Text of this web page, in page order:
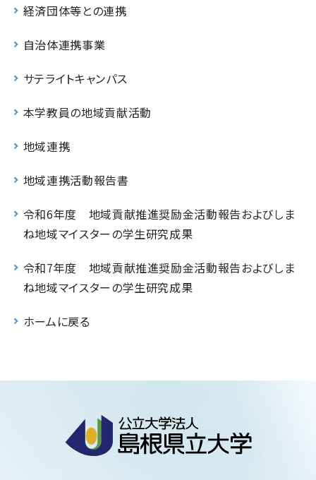
経済団体等との連携
自治体連携事業
サテライトキャンパス
本学教員の地域貢献活動
地域連携
地域連携活動報告書
令和6年度 地域貢献推進奨励金活動報告およびしま
ね地域マイスターの学生研究成果
令和7年度 地域貢献推進奨励金活動報告およびしま
ね地域マイスターの学生研究成果
ホームに戻る